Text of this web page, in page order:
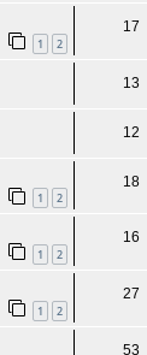
1 2
17
13
12
1 2
18
1 2
16
1 2
27
53